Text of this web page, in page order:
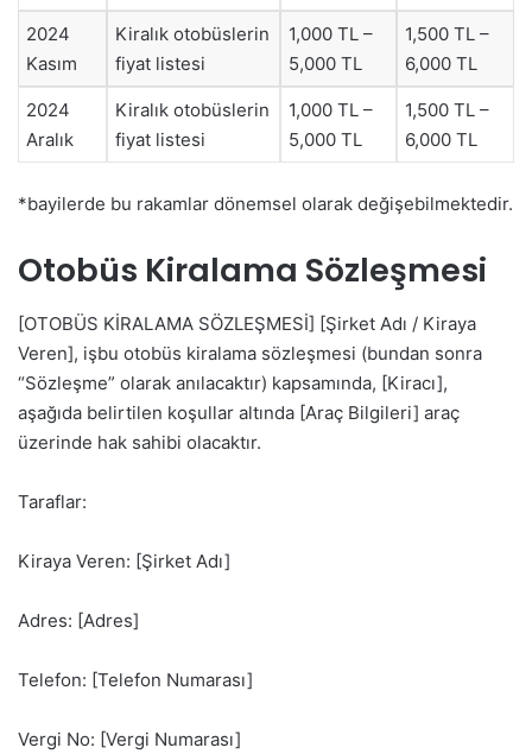
2024
Kasım
Kiralık otobüslerin
fiyat listesi
1,000 TL –
5,000 TL
1,500 TL –
6,000 TL
2024
Aralık
Kiralık otobüslerin
fiyat listesi
1,000 TL –
5,000 TL
1,500 TL –
6,000 TL
*bayilerde bu rakamlar dönemsel olarak değişebilmektedir.
Otobüs Kiralama Sözleşmesi
[OTOBÜS KİRALAMA SÖZLEŞMESİ] [Şirket Adı / Kiraya
Veren], işbu otobüs kiralama sözleşmesi (bundan sonra
“Sözleşme” olarak anılacaktır) kapsamında, [Kiracı],
aşağıda belirtilen koşullar altında [Araç Bilgileri] araç
üzerinde hak sahibi olacaktır.
Taraflar:
Kiraya Veren: [Şirket Adı]
Adres: [Adres]
Telefon: [Telefon Numarası]
Vergi No: [Vergi Numarası]